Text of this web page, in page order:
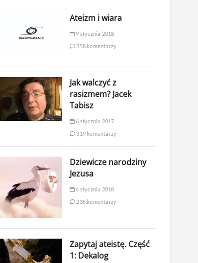
Ateizm i wiara
9 stycznia 2018
358 komentarzy
Jak walczyć z
rasizmem? Jacek
Tabisz
6 stycznia 2017
319 komentarzy
Dziewicze narodziny
Jezusa
4 stycznia 2018
235 komentarzy
Zapytaj ateistę. Część
1: Dekalog